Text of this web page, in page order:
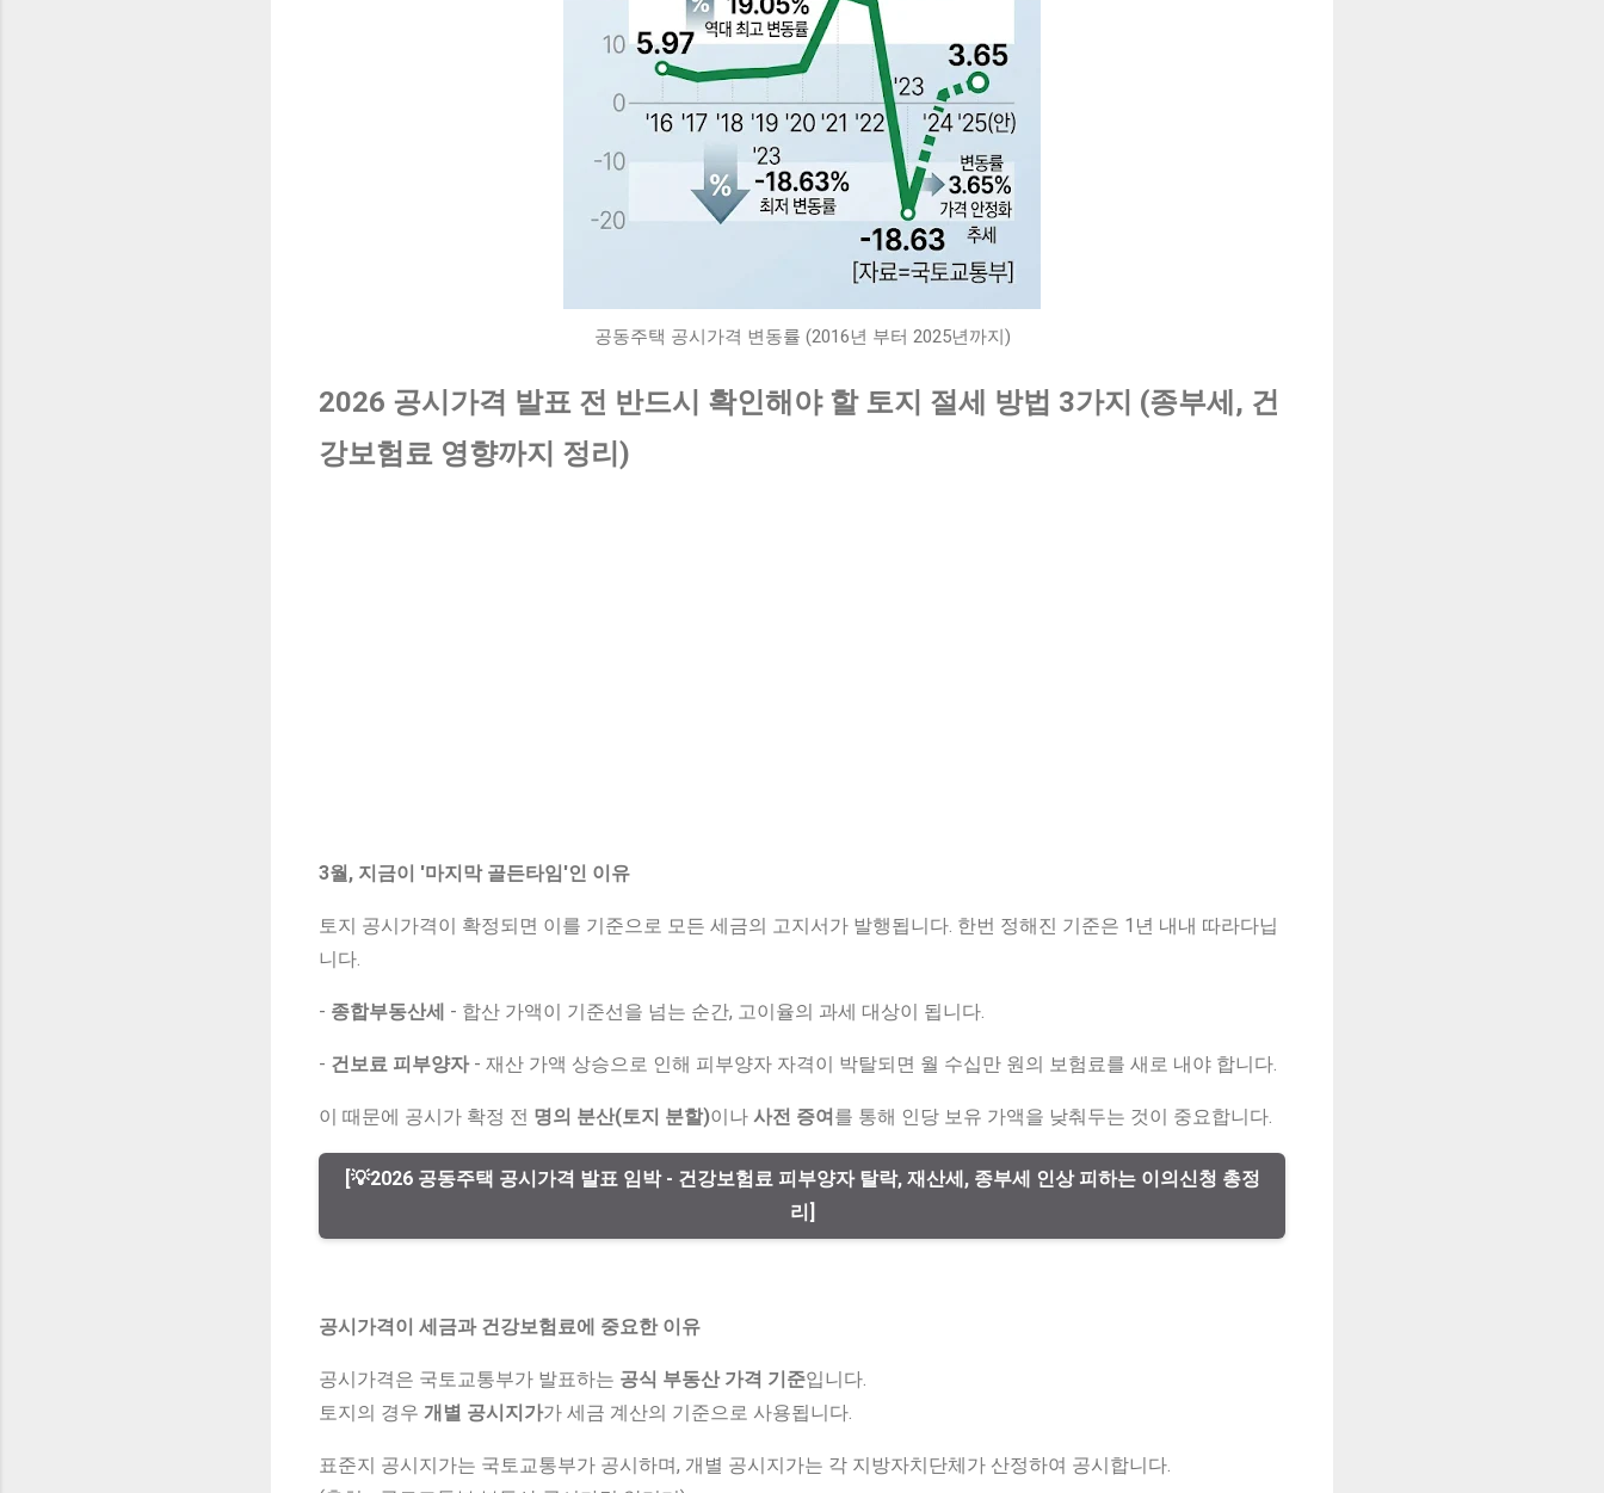
공동주택 공시가격 변동률 (2016년 부터 2025년까지)
2026 공시가격 발표 전 반드시 확인해야 할 토지 절세 방법 3가지 (종부세, 건
강보험료 영향까지 정리)
3월, 지금이 '마지막 골든타임'인 이유
토지 공시가격이 확정되면 이를 기준으로 모든 세금의 고지서가 발행됩니다. 한번 정해진 기준은 1년 내내 따라다닙
니다.
- 종합부동산세 - 합산 가액이 기준선을 넘는 순간, 고이율의 과세 대상이 됩니다.
- 건보료 피부양자- 재산 가액 상승으로 인해 피부양자 자격이 박탈되면 월 수십만 원의 보험료를 새로 내야 합니다.
이 때문에 공시가 확정 전 명의 분산(토지 분할)이나 사전 증여를 통해 인당 보유 가액을 낮춰두는 것이 중요합니다.
[💡2026 공동주택 공시가격 발표 임박 - 건강보험료 피부양자 탈락, 재산세, 종부세 인상 피하는 이의신청 총정
리]
공시가격이 세금과 건강보험료에 중요한 이유
공시가격은 국토교통부가 발표하는 공식 부동산 가격 기준입니다.
토지의 경우 개별 공시지가가 세금 계산의 기준으로 사용됩니다.
표준지 공시지가는 국토교통부가 공시하며, 개별 공시지가는 각 지방자치단체가 산정하여 공시합니다.